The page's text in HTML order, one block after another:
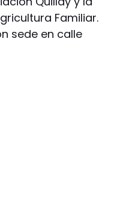
Familiar.
sede en calle